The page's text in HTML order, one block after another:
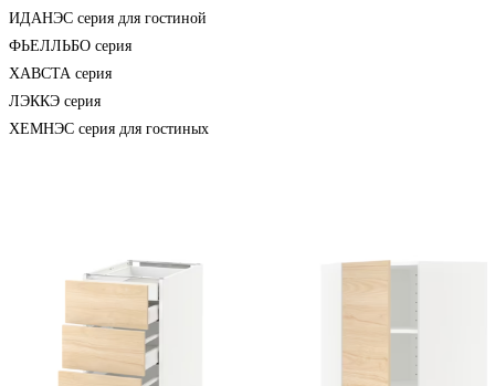
ИДАНЭС серия для гостиной
ФЬЕЛЛЬБО серия
ХАВСТА серия
ЛЭККЭ серия
ХЕМНЭС серия для гостиных